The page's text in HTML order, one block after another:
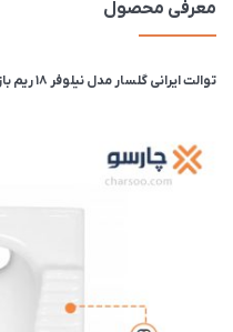
معرفی محصول
توالت ایرانی گلسار مدل نیلوفر 18 ریم باز